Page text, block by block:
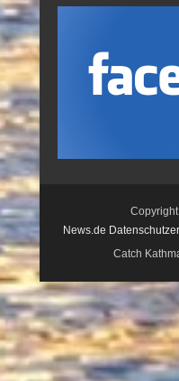
News.de
Catch